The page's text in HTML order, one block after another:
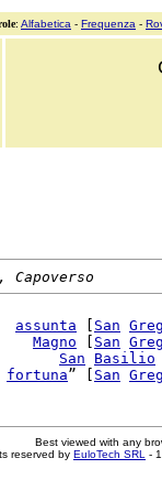
: Alfabetica - Frequenza -
assunta San
Magno San
San Basilio
fortuna” [ San
Best viewed with any
reserved by EuloTech SRL -